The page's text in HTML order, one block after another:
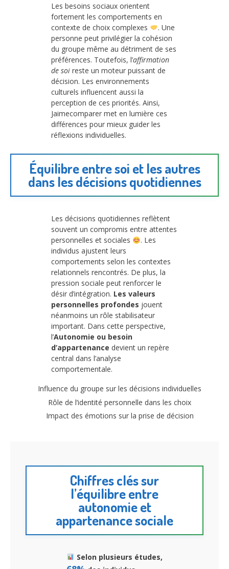
Les besoins sociaux orientent
fortement les comportements en
contexte de choix complexes
. Une
personne peut privilégier la cohésion
du groupe même au détriment de ses
préférences. Toutefois, l’affirmation
de soi reste un moteur puissant de
décision. Les environnements
culturels influencent aussi la
perception de ces priorités. Ainsi,
Jaimecomparer met en lumière ces
différences pour mieux guider les
réflexions individuelles.
Équilibre entre soi et les autres
dans les décisions quotidiennes
Les décisions quotidiennes reflètent
souvent un compromis entre attentes
personnelles et sociales
. Les
individus ajustent leurs
comportements selon les contextes
relationnels rencontrés. De plus, la
pression sociale peut renforcer le
désir d’intégration. Les valeurs
personnelles profondes jouent
néanmoins un rôle stabilisateur
important. Dans cette perspective,
l’Autonomie ou besoin
d’appartenance devient un repère
central dans l’analyse
comportementale.
Influence du groupe sur les décisions individuelles
Rôle de l’identité personnelle dans les choix
Impact des émotions sur la prise de décision
Chiffres clés sur
l’équilibre entre
autonomie et
appartenance sociale
Selon plusieurs études,